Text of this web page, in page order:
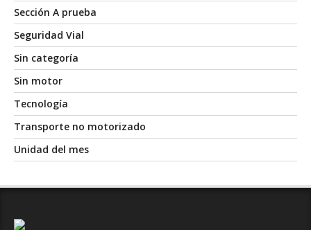
Sección A prueba
Seguridad Vial
Sin categoría
Sin motor
Tecnología
Transporte no motorizado
Unidad del mes